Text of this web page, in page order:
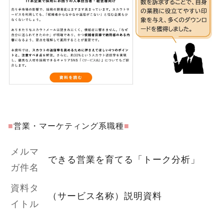
■営業・マーケティング系職種■
メルマ
ガ件名
できる営業を育てる「トーク分析」
資料タ
イトル
（サービス名称）説明資料